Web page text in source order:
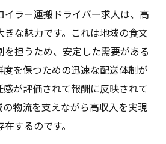
イラー運搬ドライバー求人は、高
きな魅力です。これは地域の食文
を担うため、安定した需要がある
度を保つための迅速な配送体制が
が評価されて報酬に反映されて
の物流を支えながら高収入を実現
するのです。